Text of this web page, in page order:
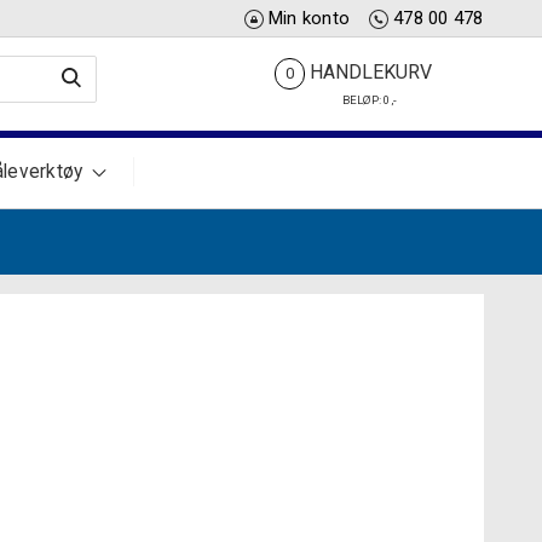
Min konto 478 00 478
0 HANDLEKURV
BELØP:0 ,-